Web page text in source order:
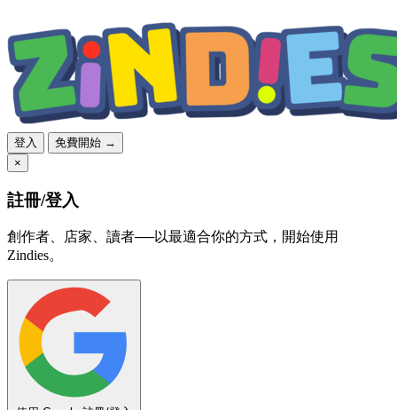
登入
免費開始 →
×
註冊/登入
創作者、店家、讀者──以最適合你的方式，開始使用
Zindies。